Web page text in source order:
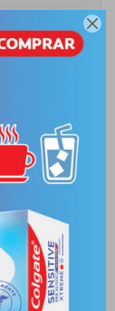

CON
LUEGO DE